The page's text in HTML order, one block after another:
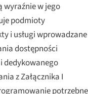
wyraźnie w jego
podmioty
i usługi wprowadzane
dostępności
dedykowanego
z Załącznika I
potrzebne